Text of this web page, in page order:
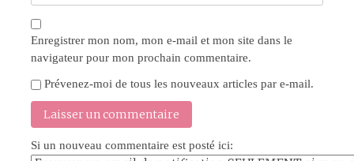
Enregistrer mon nom, mon e-mail et mon site dans le
navigateur pour mon prochain commentaire.
Prévenez-moi de tous les nouveaux articles par e-mail.
Si un nouveau commentaire est posté ici: